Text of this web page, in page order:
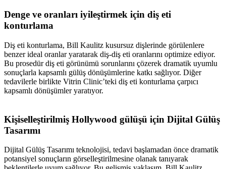
Denge ve oranları iyileştirmek için diş eti
konturlama
Diş eti konturlama, Bill Kaulitz kusursuz dişlerinde görülenlere
benzer ideal oranlar yaratarak diş-diş eti oranlarını optimize ediyor.
Bu prosedür diş eti görünümü sorunlarını çözerek dramatik uyumlu
sonuçlarla kapsamlı gülüş dönüşümlerine katkı sağlıyor. Diğer
tedavilerle birlikte Vitrin Clinic’teki diş eti konturlama çarpıcı
kapsamlı dönüşümler yaratıyor.
Kişiselleştirilmiş Hollywood gülüşü için Dijital Gülüş
Tasarımı
Dijital Gülüş Tasarımı teknolojisi, tedavi başlamadan önce dramatik
potansiyel sonuçların görselleştirilmesine olanak tanıyarak